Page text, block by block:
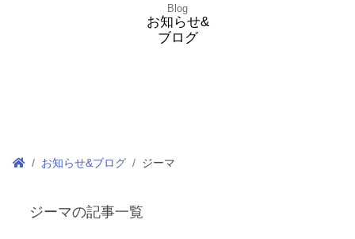
Blog
お知らせ&
ブログ
お知らせ&ブログ ジーマ
ジーマの記事一覧